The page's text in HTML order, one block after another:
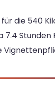
für die 540
7.4 Stunden